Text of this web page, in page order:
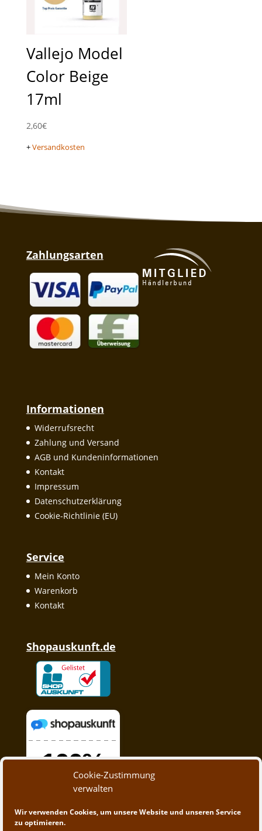
Cookie-Zustimmung
verwalten
Wir verwenden Cookies, um unsere Website und unseren Service
zu optimieren.
Vallejo Model
Color Beige
17ml
2,60€
+Versandkosten
Zahlungsarten
Informationen
Widerrufsrecht
Zahlung und Versand
AGB und Kundeninformationen
Kontakt
Impressum
Datenschutzerklärung
Cookie-Richtlinie (EU)
Service
Mein Konto
Warenkorb
Kontakt
Shopauskunft.de